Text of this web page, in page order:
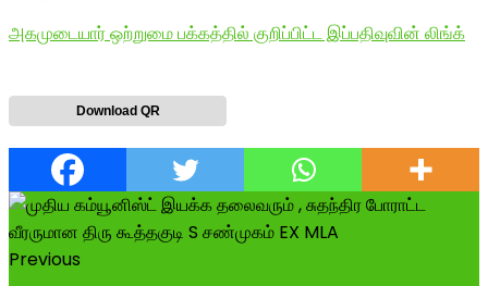
அகமுடையார் ஒற்றுமை பக்கத்தில் குறிப்பிட்ட இப்பதிவுவின் லிங்க்
Download QR
Previous